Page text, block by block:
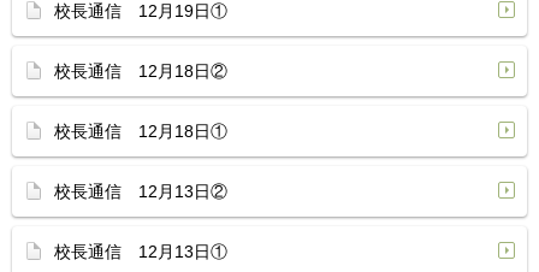
校長通信 12月19日①
校長通信 12月18日②
校長通信 12月18日①
校長通信 12月13日②
校長通信 12月13日①